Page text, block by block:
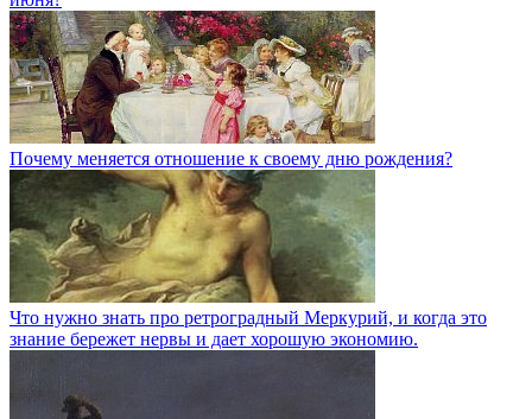
Почему меняется отношение к своему дню рождения?
Что нужно знать про ретроградный Меркурий, и когда это
знание бережет нервы и дает хорошую экономию.